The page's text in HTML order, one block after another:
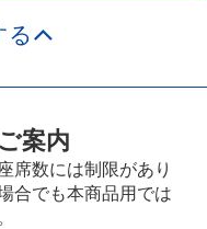
る
案内
席数には制限があり
合でも本商品用では